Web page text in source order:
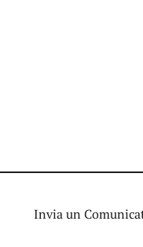
Invia un